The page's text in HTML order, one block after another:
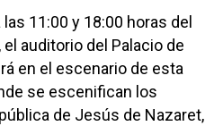
11:00 y 18:00 horas del
auditorio del Palacio de
en el escenario de esta
se escenifican los
de Jesús de Nazaret,